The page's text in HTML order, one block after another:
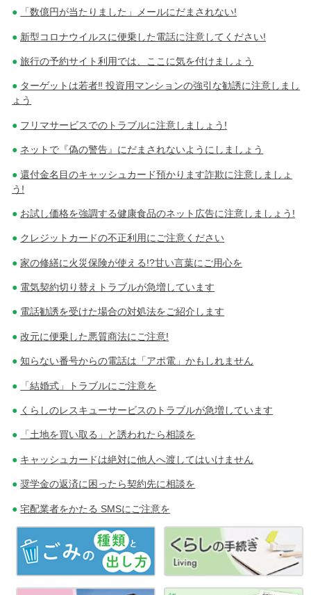
「数億円が当たりました」メールにだまされない!
新型コロナウイルスに便乗した電話に注意してください!
旅行の予約サイト利用では、ここに気を付けましょう
ターゲットは若者‼ 投資用マンションの強引な勧誘に注意しまし
ょう
フリマサービスでのトラブルに注意しましょう!
ネットで『偽の警告』にだまされないようにしましょう
還付金名目のキャッシュカード預かります詐欺に注意しましょ
う!
お試し価格を強調する健康食品のネット広告に注意しましょう!
クレジットカードの不正利用にご注意ください
家の修繕に火災保険が使える!?甘い言葉にご用心を
電気契約切り替えトラブルが急増しています
電話勧誘を受けた場合の対処法をご紹介します
改元に便乗した悪質商法にご注意!
知らない番号からの電話は「アポ電」かもしれません
「結婚式」トラブルにご注意を
くらしのレスキューサービスのトラブルが急増しています
「土地を買い取る」と誘われたら相談を
キャッシュカードは絶対に他人へ渡してはいけません
奨学金の返済に困ったら契約先に相談を
宅配業者をかたる SMSにご注意を